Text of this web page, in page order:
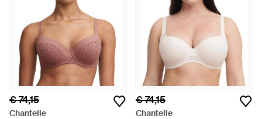
€ 74,15
Chantelle
€ 74,15
Chantelle